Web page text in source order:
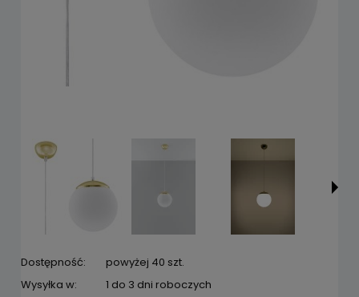
Dostępność:
powyżej 40 szt.
Wysyłka w:
1 do 3 dni roboczych